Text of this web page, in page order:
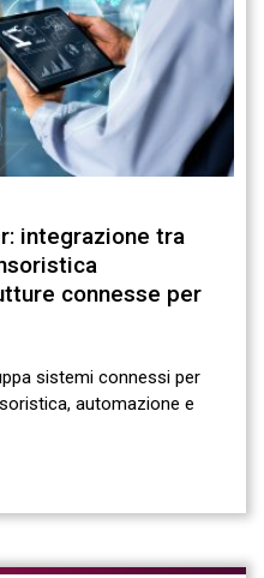
integrazione tra
connesse per
sistemi connessi per
automazione e